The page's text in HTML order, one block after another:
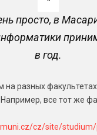
просто, в
в год.
на разных
все тот же
cz/site/